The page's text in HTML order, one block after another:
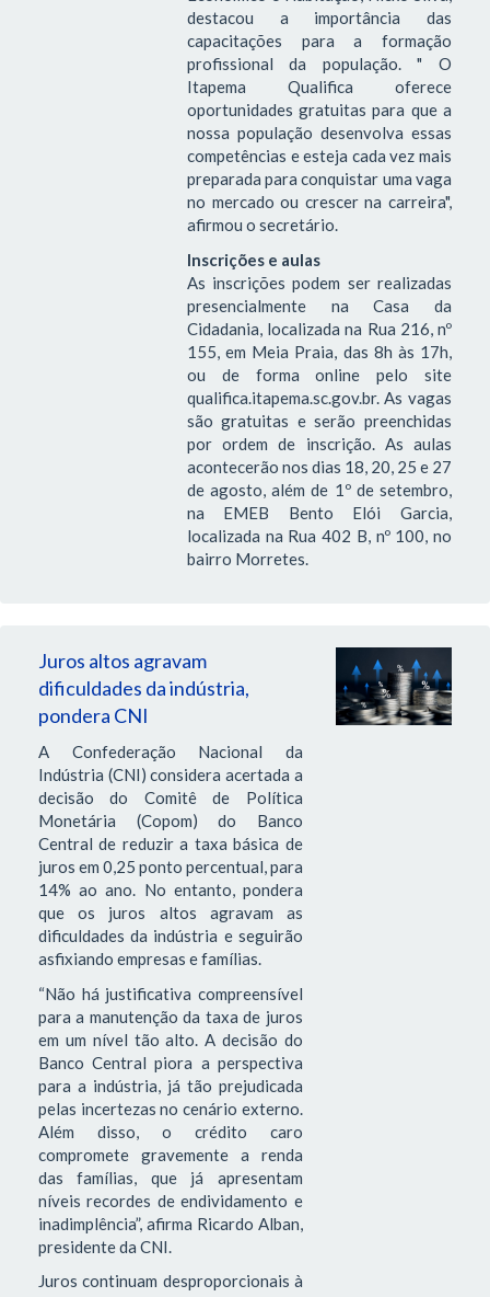
destacou a importância das
capacitações para a formação
profissional da população. " O
Itapema Qualifica oferece
oportunidades gratuitas para que a
nossa população desenvolva essas
competências e esteja cada vez mais
preparada para conquistar uma vaga
no mercado ou crescer na carreira",
afirmou o secretário.
Inscrições e aulas
As inscrições podem ser realizadas
presencialmente na Casa da
Cidadania, localizada na Rua 216, nº
155, em Meia Praia, das 8h às 17h,
ou de forma online pelo site
qualifica.itapema.sc.gov.br. As vagas
são gratuitas e serão preenchidas
por ordem de inscrição. As aulas
acontecerão nos dias 18, 20, 25 e 27
de agosto, além de 1º de setembro,
na EMEB Bento Elói Garcia,
localizada na Rua 402 B, nº 100, no
bairro Morretes.
Juros altos agravam
dificuldades da indústria,
pondera CNI
A Confederação Nacional da
Indústria (CNI) considera acertada a
decisão do Comitê de Política
Monetária (Copom) do Banco
Central de reduzir a taxa básica de
juros em 0,25 ponto percentual, para
14% ao ano. No entanto, pondera
que os juros altos agravam as
dificuldades da indústria e seguirão
asfixiando empresas e famílias.
“Não há justificativa compreensível
para a manutenção da taxa de juros
em um nível tão alto. A decisão do
Banco Central piora a perspectiva
para a indústria, já tão prejudicada
pelas incertezas no cenário externo.
Além disso, o crédito caro
compromete gravemente a renda
das famílias, que já apresentam
níveis recordes de endividamento e
inadimplência”, afirma Ricardo Alban,
presidente da CNI.
Juros continuam desproporcionais à